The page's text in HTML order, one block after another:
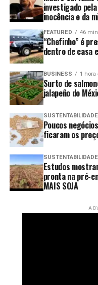
Argumenta também
de receita sem a
financeiro exigida pela
O presidente da
convertia em
descumprimento da
O governo argumenta
de penalidades
sem estimativa de
Os vetos serão
poderá mantê-los ou
em vigor os trechos
regras de fiscalização
investigado
inocência e da
FEATURED 46
“Chefinho” é
dentro de casa
BUSINESS 1 hora
Surto de
jalapeño do
SUSTENTABILIDADE
Poucos
ficaram os
SUSTENTABILIDADE
Estudos
pronta na pré-
MAIS SOJA